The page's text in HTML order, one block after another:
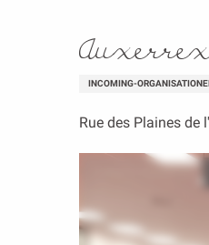
INCOMING-
Rue des Plaines de